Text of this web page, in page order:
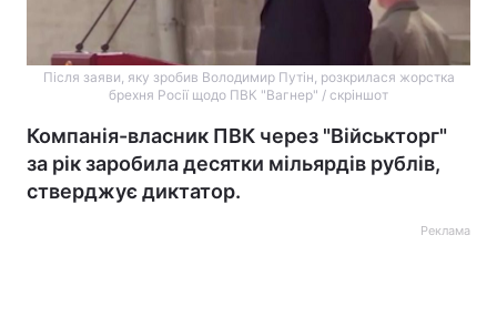
Після заяви, яку зробив Володимир Путін, розкрилася жорстка
брехня Росії щодо ПВК "Вагнер" / скріншот
Компанія-власник ПВК через "Військторг"
за рік заробила десятки мільярдів рублів,
стверджує диктатор.
Реклама